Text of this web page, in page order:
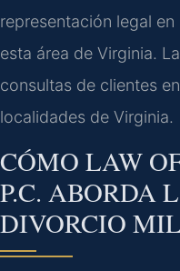
representación legal
esta área de Virginia.
consultas de clientes
localidades de Virginia.
CÓMO LAW
P.C. ABORDA
DIVORCIO